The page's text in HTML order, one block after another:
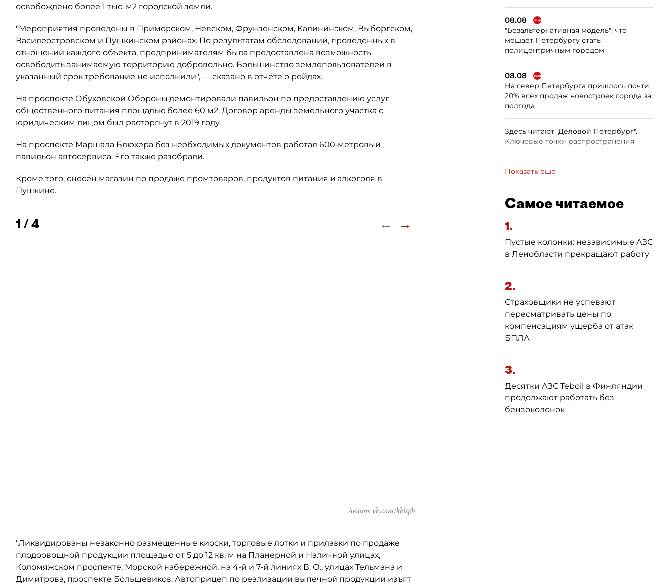
освобождено более 1 тыс. м2 городской земли.
"Мероприятия проведены в Приморском, Невском, Фрунзенском, Калининском, Выборгском,
Василеостровском и Пушкинском районах. По результатам обследований, проведенных в
отношении каждого объекта, предпринимателям была предоставлена возможность
освободить занимаемую территорию добровольно. Большинство землепользователей в
указанный срок требование не исполнили", — сказано в отчёте о рейдах.
На проспекте Обуховской Обороны демонтировали павильон по предоставлению услуг
общественного питания площадью более 60 м2. Договор аренды земельного участка с
юридическим лицом был расторгнут в 2019 году.
На проспекте Маршала Блюхера без необходимых документов работал 600-метровый
павильон автосервиса. Его также разобрали.
Кроме того, снесён магазин по продаже промтоваров, продуктов питания и алкоголя в
Пушкине.
1 / 4 ← →
Автор: vk.com/kkispb
"Ликвидированы незаконно размещенные киоски, торговые лотки и прилавки по продаже
плодоовощной продукции площадью от 5 до 12 кв. м на Планерной и Наличной улицах,
Коломяжском проспекте, Морской набережной, на 4-й и 7-й линиях В. О., улицах Тельмана и
Димитрова, проспекте Большевиков. Автоприцеп по реализации выпечной продукции изъят
08.08
"Безальтернативная модель": что
мешает Петербургу стать
полицентричным городом
08.08
На север Петербурга пришлось почти
20% всех продаж новостроек города за
полгода
Здесь читают "Деловой Петербург".
Ключевые точки распространения
Показать ещё
Самое читаемое
1.
Пустые колонки: независимые АЗС
в Ленобласти прекращают работу
2.
Страховщики не успевают
пересматривать цены по
компенсациям ущерба от атак
БПЛА
3.
Десятки АЗС Teboil в Финляндии
продолжают работать без
бензоколонок